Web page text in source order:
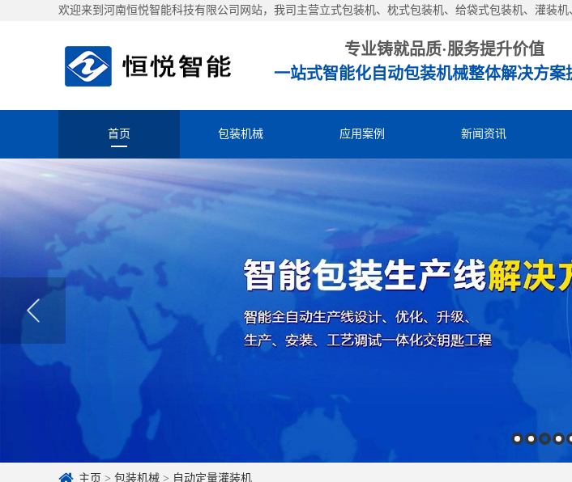
欢迎来到河南恒悦智能科技有限公司网站，我司主营立式包装机、枕式包装机、给袋式包装机、灌装
专业铸就品质·服务提升价值
一站式智能化自动包装机械整体解决方案
首页 包装机械 应用案例 新闻资讯
主页 > 包装机械 > 自动定量灌装机